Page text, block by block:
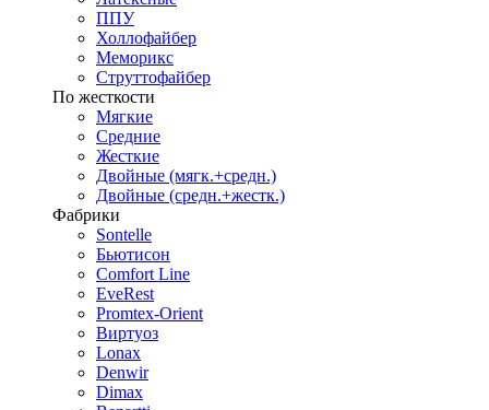
ППУ
Холлофайбер
Меморикс
Струттофайбер
По жесткости
Мягкие
Средние
Жесткие
Двойные (мягк.+средн.)
Двойные (средн.+жестк.)
Фабрики
Sontelle
Бьютисон
Comfort Line
EveRest
Promtex-Orient
Виртуоз
Lonax
Denwir
Dimax